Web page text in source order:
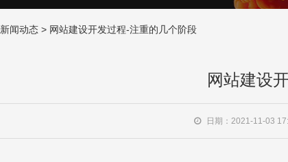
新闻动态 > 网站建设开发过程-注重的几个阶段
网站建设
日期：2021-11-03